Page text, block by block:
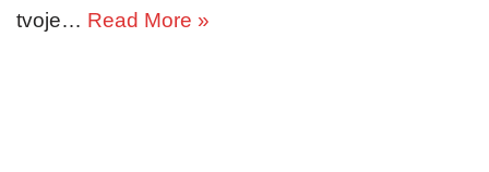
tvoje… Read More »